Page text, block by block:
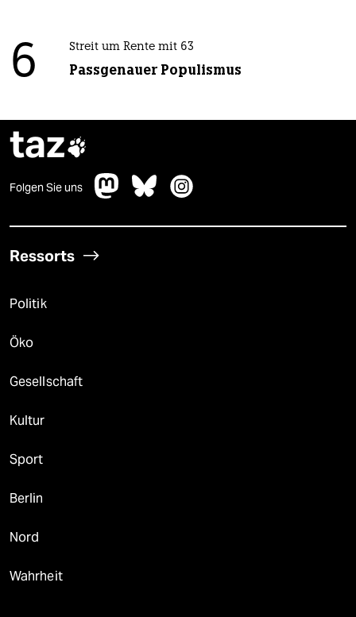
6 Streit um Rente mit 63
Passgenauer Populismus
taz
Folgen Sie uns
Ressorts
Politik
Öko
Gesellschaft
Kultur
Sport
Berlin
Nord
Wahrheit